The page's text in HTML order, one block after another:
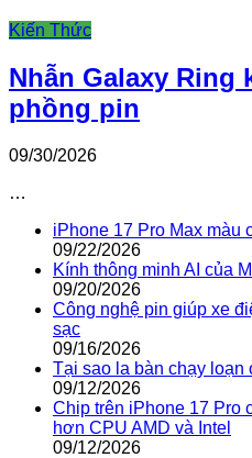
Kiến Thức
Nhẫn Galaxy Ring
phồng pin
09/30/2026
…
iPhone 17 Pro Max màu
09/22/2026
Kính thông minh AI của
09/20/2026
Công nghệ pin giúp xe
sạc
09/16/2026
Tại sao la bàn chạy loạn
09/12/2026
Chip trên iPhone 17 Pro
hơn CPU AMD và Intel
09/12/2026